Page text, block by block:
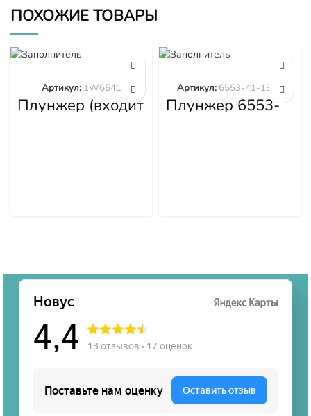
ПОХОЖИЕ ТОВАРЫ
Плунжер (входит
в 1W6539)
Артикул: 1W6541
Плунжер 6553-
41-1300
Артикул: 6553-41-1300